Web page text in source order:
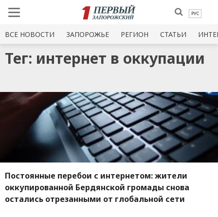
РУС
ВСЕ НОВОСТИ ЗАПОРОЖЬЕ РЕГИОН СТАТЬИ
Тег: интернет в оккупации
Постоянные перебои с интернетом: жители
оккупированной Бердянской громады снова
остались отрезанными от глобальной сети